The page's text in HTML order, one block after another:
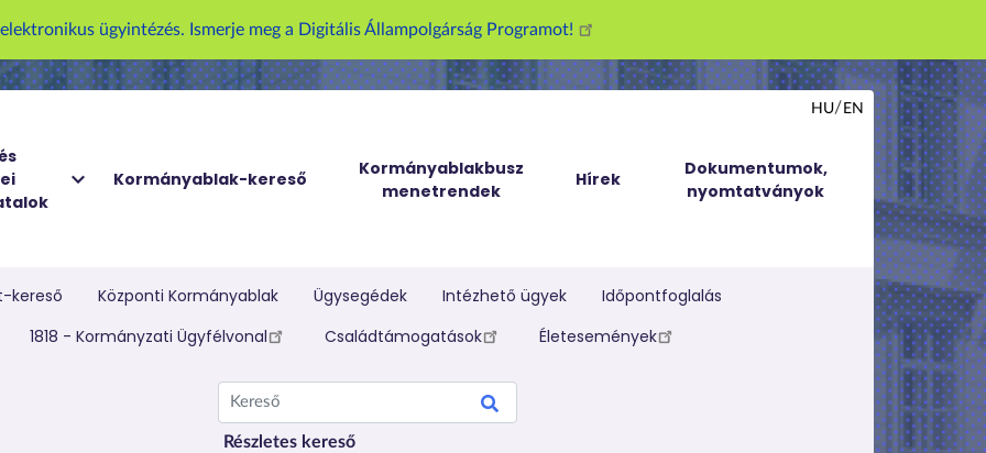
r
t
a
o
r
a
ügyintézés. Ismerje meg a Digitális Állampolgárság Programot!
Kormányablak-kereső
Kormányablakbusz
menetrendek
Hírek
Dokumentumok,
nyomtatványok
HU EN
menü
kereső Központi Kormányablak Ügysegédek Intézhető ügyek
Időpontfoglalás
1818 - Kormányzati Ügyfélvonal Családtámogatások Életesemények
Kereső
Részletes kereső